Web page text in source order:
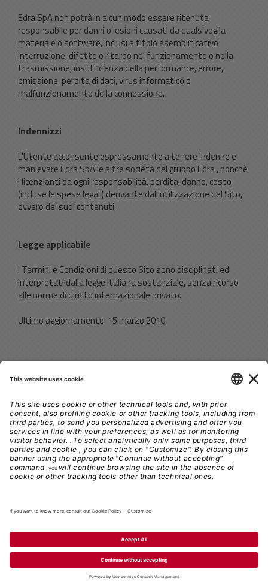
Edra SpA non potrà in alcun modo essere ritenuta
responsabile per danni o lesioni causati da qualsivoglia
materiale o software, inclusi a titolo esemplificativo
interruzione, difetto o ritardo nel funzionamento o nella
trasmissione, insufficienza della performance, errore,
omissione, perdita di dati, virus informatico o
malfunzionamento della connessione.
Indennizzi
L'Utente acconsente espressamente a tenere indenne e
manlevare Edra SpA le altre società del gruppo Edra , nonchè
i licenzianti da ogni responsabilità, perdita, danno, costo
(incluse le spese legali) derivante dall'utilizzazione del Sito,
ovvero dei suoi contenuti.
Legge applicabile
I Termini e Condizioni di questo Sito sono disciplinati ed
interpretati dalla legge italiana sostanziale, senza ricorso
alle norme di diritto internazionale privato.
Ultimo aggiornamento: 15 marzo 2010
Segreteria Scientifica Organizzativa
Edra S.p.A. N. ID ECM 4252
Responsabile della Protezione dei Dati:dpo@lswr.it
NOTE LEGALI|PRIVACY POLICY|COOKIE POLICY